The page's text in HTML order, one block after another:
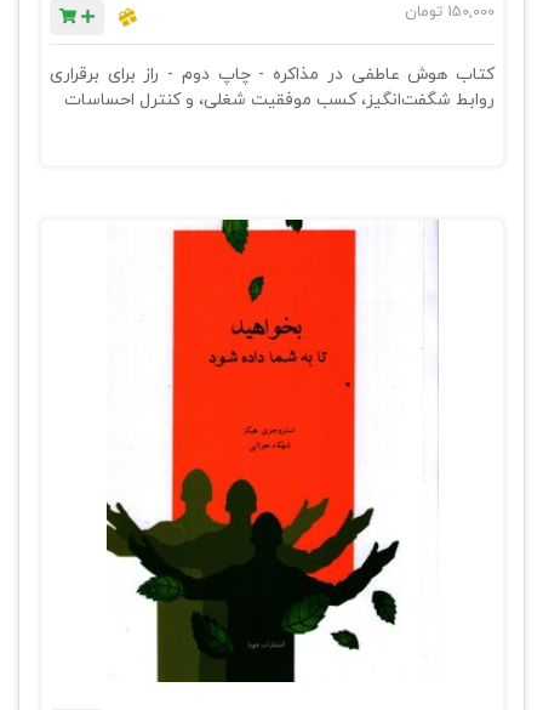
150,000 تومان
کتاب هوش عاطفی در مذاکره - چاپ دوم - راز برای برقراری
روابط شگفت‌انگیز، کسب موفقیت شغلی، و کنترل احساسات